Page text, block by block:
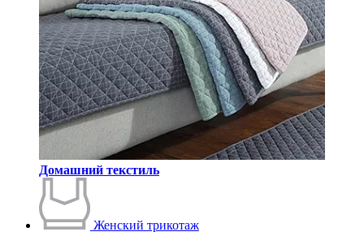
Домашний текстиль
Женский трикотаж